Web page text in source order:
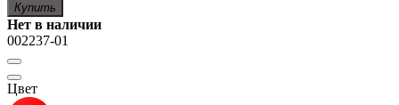
Купить
Нет в наличии
002237-01
Цвет